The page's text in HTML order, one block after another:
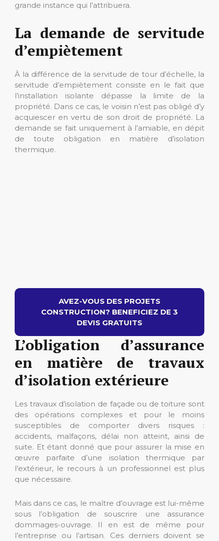
grande instance qui l’attribuera.
La demande de servitude
d’empiètement
À la différence de la servitude de tour d’échelle, la
servitude d’empiètement consiste en le fait que
l’installation isolante dépasse la limite de la
propriété. Dans ce cas, le voisin n’est pas obligé d’y
acquiescer en vertu de son droit de propriété. La
demande se fait uniquement à l’amiable, en dépit
de toute obligation en matière d’isolation
thermique.
AVEZ-VOUS DES PROJETS
CONSTRUCTION? BENEFICIEZ DE 3
DEVIS GRATUITS
L’obligation d’assurance
en matière de travaux
d’isolation extérieure
Les travaux d’isolation de façade ou de toiture sont
des opérations complexes et pour le moins
susceptibles de comporter divers risques :
accidents, malfaçons, délai non atteint, ainsi de
suite. Et étant donné que pour assurer la mise en
œuvre parfaite d’une isolation thermique par
l’extérieur, le recours à un professionnel est plus
que nécessaire.
Mais dans ce cas, le maître d’ouvrage est lui-même
sous l’obligation de souscrire une assurance
dommages-ouvrage. Il en est de même pour
l’entreprise ou l’artisan. Ces derniers doivent se